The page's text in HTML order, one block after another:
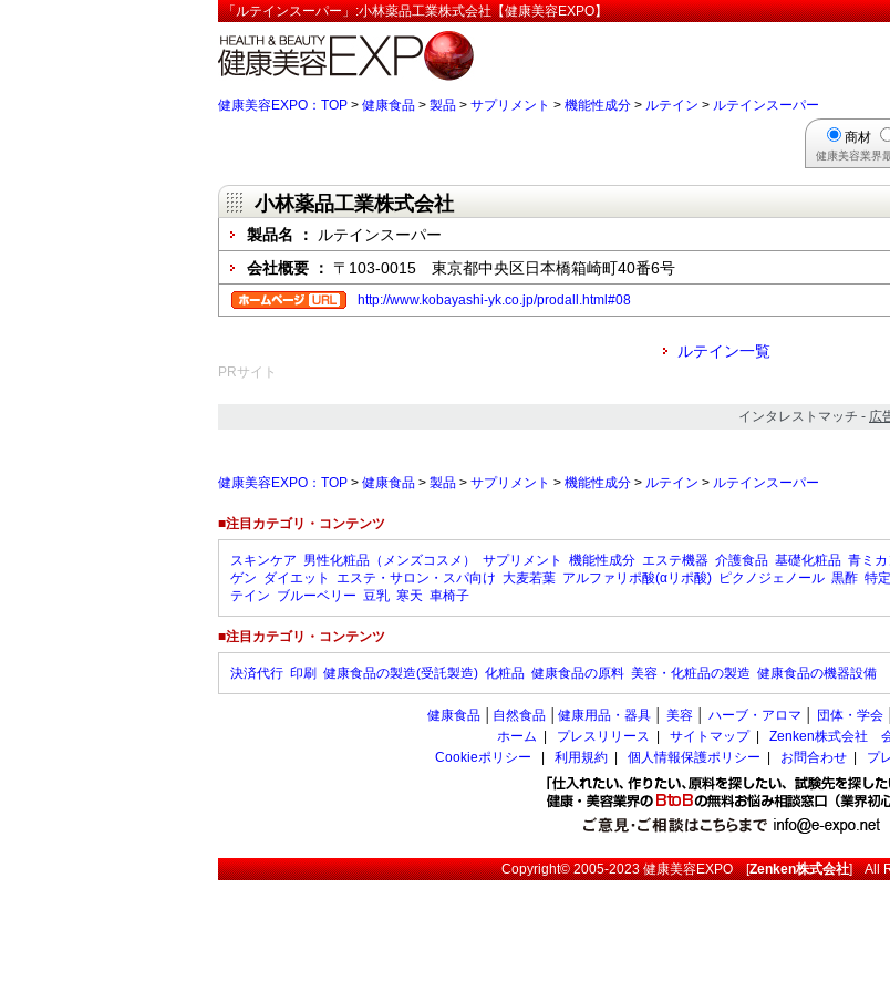
「ルテインスーパー」:小林薬品工業株式会社【健康美容EXPO】
健康美容EXPO：TOP > 健康食品 > 製品 > サプリメント > 機能性成分 > ルテイン > ルテインスーパー
商材
健康美容業界
小林薬品工業株式会社
製品名 ：
ルテインスーパー
会社概要 ： 〒103-0015 東京都中央区日本橋箱崎町40番6号
http://www.kobayashi-yk.co.jp/prodall.html#08
ルテイン一覧
PRサイト
インタレストマッチ - 広
健康美容EXPO：TOP > 健康食品 > 製品 > サプリメント > 機能性成分 > ルテイン > ルテインスーパー
■注目カテゴリ・コンテンツ
スキンケア 男性化粧品（メンズコスメ） サプリメント 機能性成分 エステ機器 介護食品 基礎化粧品 青ミ
ゲン ダイエット エステ・サロン・スパ向け 大麦若葉 アルファリポ酸(αリポ酸) ピクノジェノール 黒酢 特
テイン ブルーベリー 豆乳 寒天 車椅子
■注目カテゴリ・コンテンツ
決済代行 印刷 健康食品の製造(受託製造) 化粧品 健康食品の原料 美容・化粧品の製造 健康食品の機器設備
健康食品 自然食品 健康用品・器具 美容 ハーブ・アロマ 団体・学会
ホーム
プレスリリース サイトマップ| Zenken株式会社
Cookieポリシー
利用規約 個人情報保護ポリシー お問合わせ プ
Copyright© 2005-2023健康美容EXPO[Zenken株式会社] All